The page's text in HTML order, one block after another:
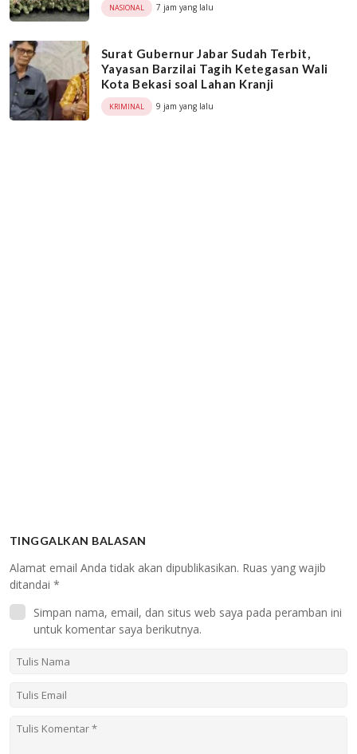
NASIONAL 7 jam yang lalu
Surat Gubernur Jabar Sudah Terbit,
Yayasan Barzilai Tagih Ketegasan Wali
Kota Bekasi soal Lahan Kranji
KRIMINAL 9 jam yang lalu
TINGGALKAN BALASAN
Alamat email Anda tidak akan dipublikasikan. Ruas yang wajib
ditandai *
Simpan nama, email, dan situs web saya pada peramban ini
untuk komentar saya berikutnya.